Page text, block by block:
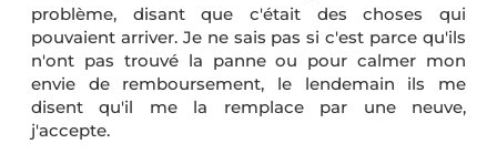
problème, disant que c'était des choses qui
pouvaient arriver. Je ne sais pas si c'est parce qu'ils
n'ont pas trouvé la panne ou pour calmer mon
envie de remboursement, le lendemain ils me
disent qu'il me la remplace par une neuve,
j'accepte.